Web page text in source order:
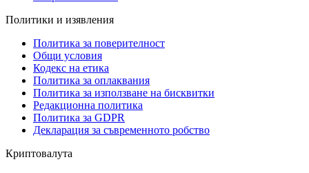
Политики и изявления
Политика за поверителност
Общи условия
Кодекс на етика
Политика за оплаквания
Политика за използване на бисквитки
Редакционна политика
Политика за GDPR
Декларация за съвременното робство
Криптовалута